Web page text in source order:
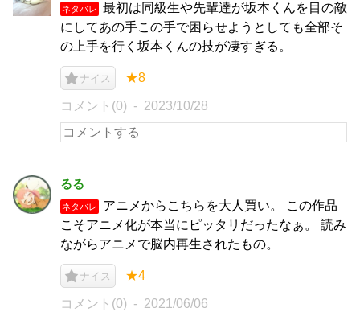
ネタバレ
最初は同級生や先輩達が坂本くんを目の敵
にしてあの手この手で困らせようとしても全部そ
の上手を行く坂本くんの技が凄すぎる。
ナイス ★8
コメント(0) 2023/10/28
るる
ネタバレ
アニメからこちらを大人買い。 この作品
こそアニメ化が本当にピッタリだったなぁ。 読み
ながらアニメで脳内再生されたもの。
ナイス ★4
コメント(0) 2021/06/06